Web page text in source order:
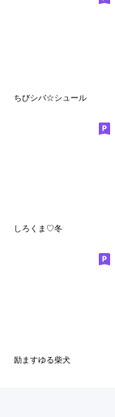
ちびシバ☆シュール
しろくま♡冬
励ますゆる柴犬